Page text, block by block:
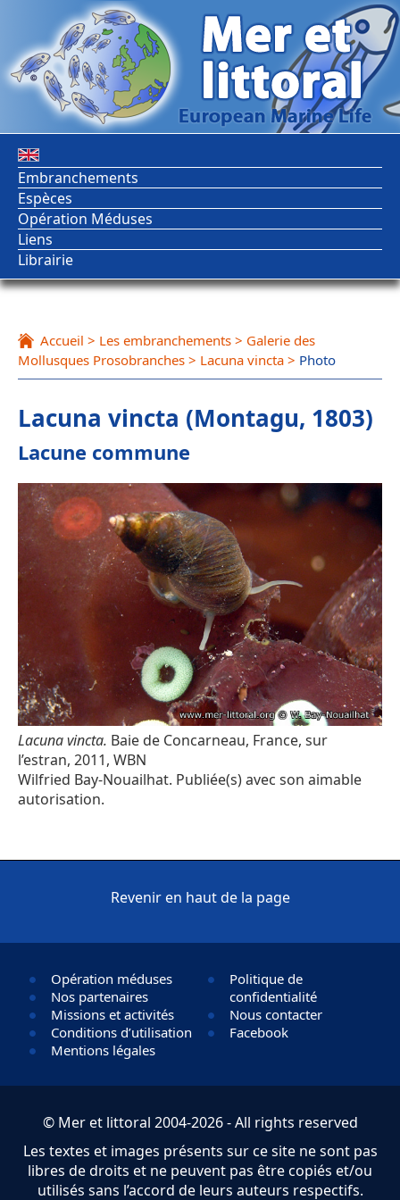
Embranchements
Espèces
Opération Méduses
Liens
Librairie
Accueil > Les embranchements > Galerie des
Mollusques Prosobranches > Lacuna vincta > Photo
Lacuna vincta (Montagu, 1803)
Lacune commune
Lacuna vincta. Baie de Concarneau, France, sur
l’estran, 2011, WBN
Wilfried Bay-Nouailhat. Publiée(s) avec son aimable
autorisation.
Revenir en haut de la page
Opération méduses
Nos partenaires
Missions et activités
Conditions d’utilisation
Mentions légales
Politique de
confidentialité
Nous contacter
Facebook
© Mer et littoral 2004-2026 - All rights reserved
Les textes et images présents sur ce site ne sont pas
libres de droits et ne peuvent pas être copiés et/ou
utilisés sans l’accord de leurs auteurs respectifs.